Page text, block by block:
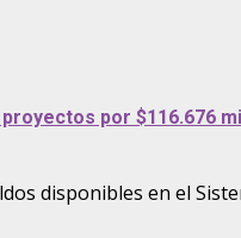
por $116.676
disponibles en el